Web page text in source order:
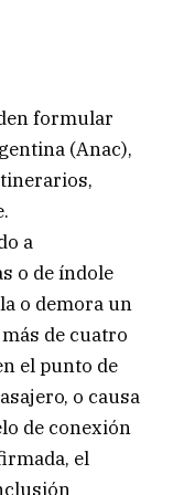
formular
(Anac),
a
o de índole
o demora un
de cuatro
el punto de
o causa
de conexión
el